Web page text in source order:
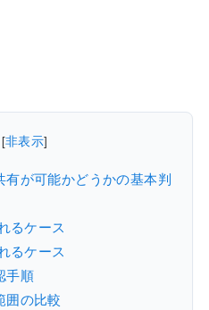
[非表示]
が可能かどうかの基本判
るケース
るケース
手順
囲の比較